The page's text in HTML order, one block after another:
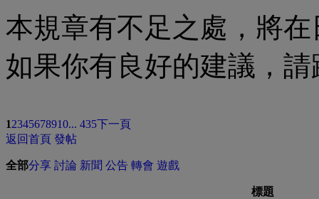
本規章有不足之處，將
如果你有良好的建議，
12345678910... 435下一頁
返回首頁 發帖
全部分享 討論 新聞 公告 轉會 遊戲
標題